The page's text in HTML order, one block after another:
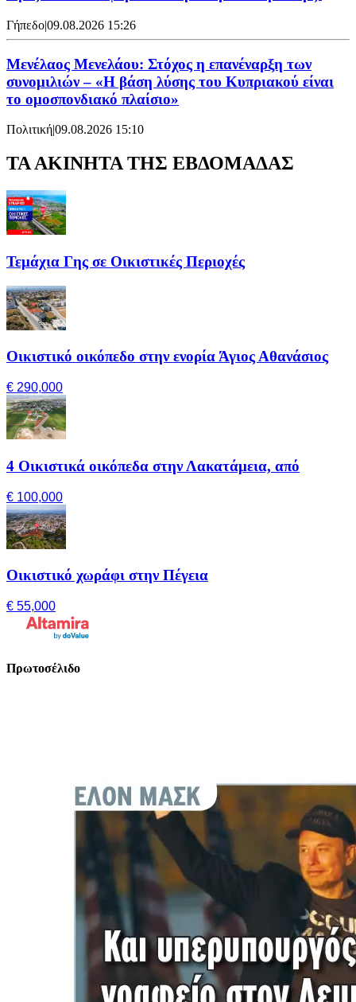
Γήπεδο|09.08.2026 15:26
Μενέλαος Μενελάου: Στόχος η επανέναρξη των
συνομιλιών – «Η βάση λύσης του Κυπριακού είναι
το ομοσπονδιακό πλαίσιο»
Πολιτική09.08.2026 15:10
ΤΑ ΑΚΙΝΗΤΑ ΤΗΣ ΕΒΔΟΜΑΔΑΣ
Τεμάχια Γης σε Οικιστικές Περιοχές
Οικιστικό οικόπεδο στην ενορία Άγιος Αθανάσιος
€ 290,000
4 Οικιστικά οικόπεδα στην Λακατάμεια, από
€ 100,000
Οικιστικό χωράφι στην Πέγεια
€ 55,000
Πρωτοσέλιδο